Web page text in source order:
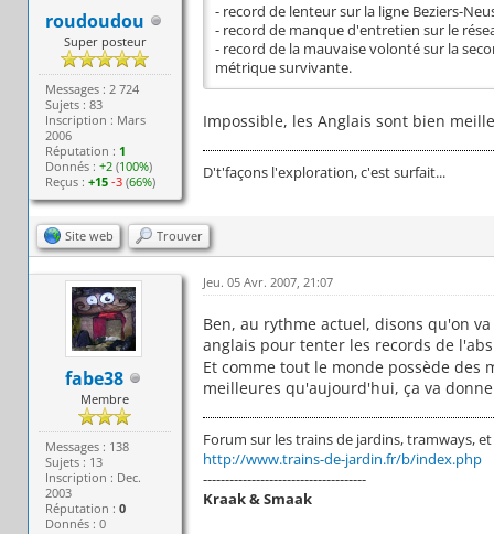
roudoudou
Super posteur
Messages : 2 724
Sujets : 83
Inscription : Mars
2006
Réputation : 1
Donnés :+2 (100%)
Reçus :+15 -3 (66%)
- record de lenteur sur la ligne Beziers-
- record de manque d'entretien sur le
- record de la mauvaise volonté sur la
métrique survivante.
Impossible, les Anglais sont bien
D't'façons l'exploration, c'est surfait...
Site web Trouver
fabe38
Membre
Messages : 138
Sujets : 13
Inscription : Dec.
2003
Réputation :0
Donnés : 0
Jeu. 05 Avr. 2007, 21:07
Ben, au rythme actuel, disons qu'on
anglais pour tenter les records de
Et comme tout le monde possède des
meilleures qu'aujourd'hui, ça va
Forum sur les trains de jardins, tramways,
http://www.trains-de-jardin.fr/b/index.php
-------------------------------------
Kraak & Smaak